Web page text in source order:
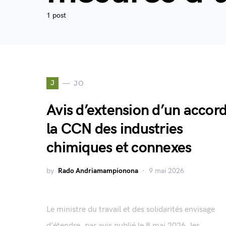
1 post
J JO
Avis d’extension d’un
la CCN des industries
chimiques et connexes
by Rado Andriamampionona 9 mai 2026
Le ministre du travail et des solidarités envisage